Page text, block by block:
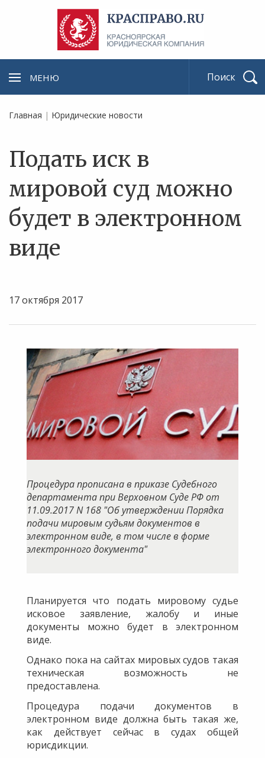
МЕНЮ
Главная | Юридические новости
Подать иск в
мировой суд можно
будет в электронном
виде
17 октября 2017
Процедура прописана в приказе Судебного
департамента при Верховном Суде РФ от
11.09.2017 N 168 "Об утверждении Порядка
подачи мировым судьям документов в
электронном виде, в том числе в форме
электронного документа"
Планируется что подать мировому судье
исковое заявление, жалобу и иные
документы можно будет в электронном
виде.
Однако пока на сайтах мировых судов такая
техническая возможность не
предоставлена.
Процедура подачи документов в
электронном виде должна быть такая же,
как действует сейчас в судах общей
юрисдикции.